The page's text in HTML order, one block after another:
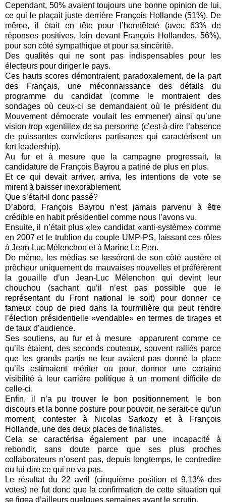
Cependant, 50% avaient toujours une bonne opinion de lui,
ce qui le plaçait juste derrière François Hollande (51%). De
même, il était en tête pour l’honnêteté (avec 63% de
réponses positives, loin devant François Hollandes, 56%),
pour son côté sympathique et pour sa sincérité.
Des qualités qui ne sont pas indispensables pour les
électeurs pour diriger le pays.
Ces hauts scores démontraient, paradoxalement, de la part
des Français, une méconnaissance des détails du
programme du candidat (comme le montraient des
sondages où ceux-ci se demandaient où le président du
Mouvement démocrate voulait les emmener) ainsi qu’une
vision trop «gentille» de sa personne (c’est-à-dire l’absence
de puissantes convictions partisanes qui caractérisent un
fort leadership).
Au fur et à mesure que la campagne progressait, la
candidature de François Bayrou a patiné de plus en plus.
Et ce qui devait arriver, arriva, les intentions de vote se
mirent à baisser inexorablement.
Que s’était-il donc passé?
D’abord, François Bayrou n’est jamais parvenu à être
crédible en habit présidentiel comme nous l’avons vu.
Ensuite, il n’était plus «le» candidat «anti-système» comme
en 2007 et le trublion du couple UMP-PS, laissant ces rôles
à Jean-Luc Mélenchon et à Marine Le Pen.
De même, les médias se lassèrent de son côté austère et
prêcheur uniquement de mauvaises nouvelles et préférèrent
la gouaille d’un Jean-Luc Mélenchon qui devint leur
chouchou (sachant qu’il n’est pas possible que le
représentant du Front national le soit) pour donner ce
fameux coup de pied dans la fourmilière qui peut rendre
l’élection présidentielle «vendable» en termes de tirages et
de taux d’audience.
Ses soutiens, au fur et à mesure apparurent comme ce
qu’ils étaient, des seconds couteaux, souvent ralliés parce
que les grands partis ne leur avaient pas donné la place
qu’ils estimaient mériter ou pour donner une certaine
visibilité à leur carrière politique à un moment difficile de
celle-ci.
Enfin, il n’a pu trouver le bon positionnement, le bon
discours et la bonne posture pour pouvoir, ne serait-ce qu’un
moment, contester à Nicolas Sarkozy et à François
Hollande, une des deux places de finalistes.
Cela se caractérisa également par une incapacité à
rebondir, sans doute parce que ses plus proches
collaborateurs n’osent pas, depuis longtemps, le contredire
ou lui dire ce qui ne va pas.
Le résultat du 22 avril (cinquième position et 9,13% des
votes) ne fut donc que la confirmation de cette situation qui
se figea d’ailleurs quelques semaines avant le scrutin.